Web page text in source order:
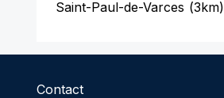
Saint-Paul-de-Varces (3km)
Contact